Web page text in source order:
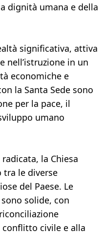
dignità umana e della
significativa, attiva
nell’istruzione in un
economiche e
la Santa Sede sono
per la pace, il
umano
la Chiesa
tra le diverse
del Paese. Le
solide, con
civile e alla